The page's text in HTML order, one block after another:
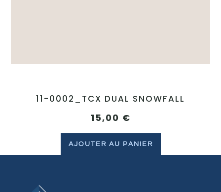
11-0002_TCX DUAL SNOWFALL
15,00 €
AJOUTER AU PANIER